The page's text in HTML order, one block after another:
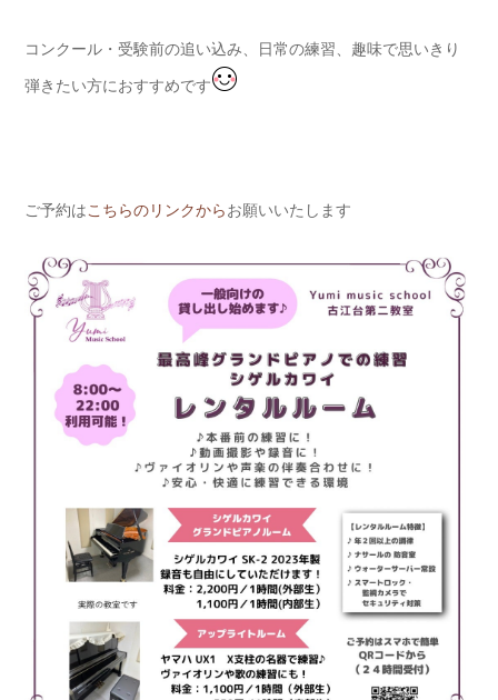
コンクール・受験前の追い込み、日常の練習、趣味で思いきり
弾きたい方におすすめです
ご予約はこちらのリンクからお願いいたします